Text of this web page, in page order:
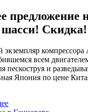
предложение
шасси! Скидка!
экземпляр компрессора
всем
пескоструя и
Япония по цене